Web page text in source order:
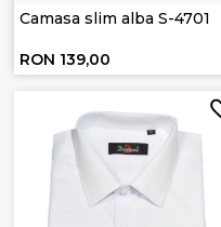
Camasa slim alba S-4701
RON 139,00